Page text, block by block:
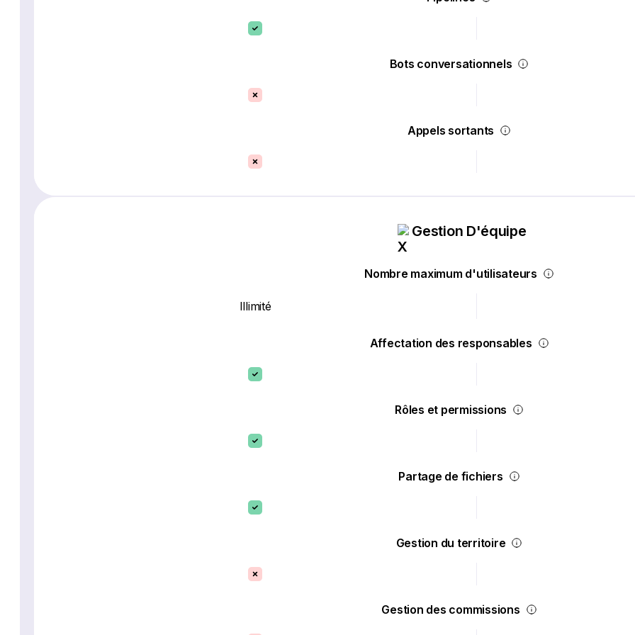
Bots conversationnels
Appels sortants
Gestion D'équipe
Nombre maximum d'utilisateurs
Illimité
Affectation des responsables
Rôles et permissions
Partage de fichiers
Gestion du territoire
Gestion des commissions